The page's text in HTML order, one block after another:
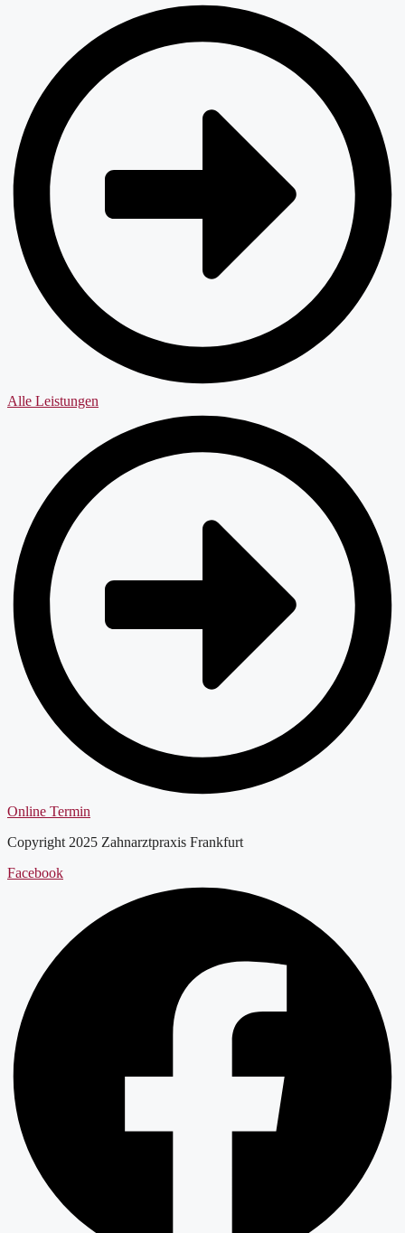
Alle Leistungen
Online Termin
Copyright 2025 Zahnarztpraxis Frankfurt
Facebook